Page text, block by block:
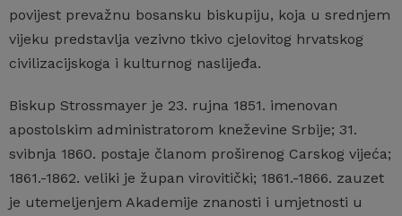
povijest prevažnu bosansku biskupiju, koja u srednjem
vijeku predstavlja vezivno tkivo cjelovitog hrvatskog
civilizacijskoga i kulturnog naslijeđa.
Biskup Strossmayer je 23. rujna 1851. imenovan
apostolskim administratorom kneževine Srbije; 31.
svibnja 1860. postaje članom proširenog Carskog vijeća;
1861.-1862. veliki je župan virovitički; 1861.-1866. zauzet
je utemeljenjem Akademije znanosti i umjetnosti u